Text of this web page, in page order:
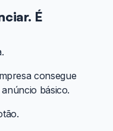
É
consegue
básico.